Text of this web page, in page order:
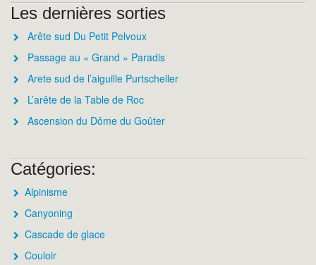
Les dernières sorties
Arête sud Du Petit Pelvoux
Passage au « Grand » Paradis
Arete sud de l’aiguille Purtscheller
L’arête de la Table de Roc
Ascension du Dôme du Goûter
Catégories:
Alpinisme
Canyoning
Cascade de glace
Couloir